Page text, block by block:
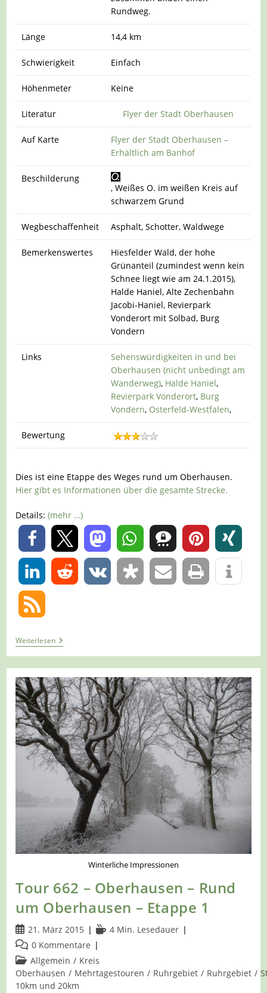
Rundweg.
Länge 14,4 km
Schwierigkeit Einfach
Höhenmeter Keine
Literatur Flyer der Stadt Oberhausen
Auf Karte
Flyer der Stadt Oberhausen –
Erhältlich am Banhof
Beschilderung
, Weißes O. im weißen Kreis auf
schwarzem Grund
Wegbeschaffenheit Asphalt, Schotter, Waldwege
Bemerkenswertes
Hiesfelder Wald, der hohe
Grünanteil (zumindest wenn kein
Schnee liegt wie am 24.1.2015),
Halde Haniel, Alte Zechenbahn
Jacobi-Haniel, Revierpark
Vonderort mit Solbad, Burg
Vondern
Links
Sehenswürdigkeiten in und bei
Oberhausen (nicht unbedingt am
Wanderweg), Halde Haniel,
Revierpark Vonderort, Burg
Vondern, Osterfeld-Westfalen,
Bewertung
Dies ist eine Etappe des Weges rund um Oberhausen.
Hier gibt es Informationen über die gesamte Strecke.
Details:(mehr …)
0
0
WeiterlesenTour
663
–
Oberhausen
–
Rund
Um
Oberhausen
–
Etappe
2
Winterliche Impressionen
Tour 662 – Oberhausen – Rund
um Oberhausen – Etappe 1
Beitrag
veröffentlicht:
21. März 2015 Lesedauer:
4 Min. Lesedauer
Beitrags-
Kommentare:
0 Kommentare
Beitrags-
Kategorie:
Allgemein / Kreis
Oberhausen / Mehrtagestouren / Ruhrgebiet / Ruhrgebiet /
10km und 20km